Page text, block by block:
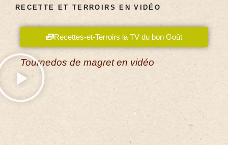
RECETTE ET TERROIRS EN VIDÉO
Recettes-et-Terroirs la TV du bon Goût
Tournedos de magret en vidéo